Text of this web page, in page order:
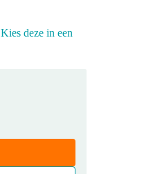
Kies deze in een